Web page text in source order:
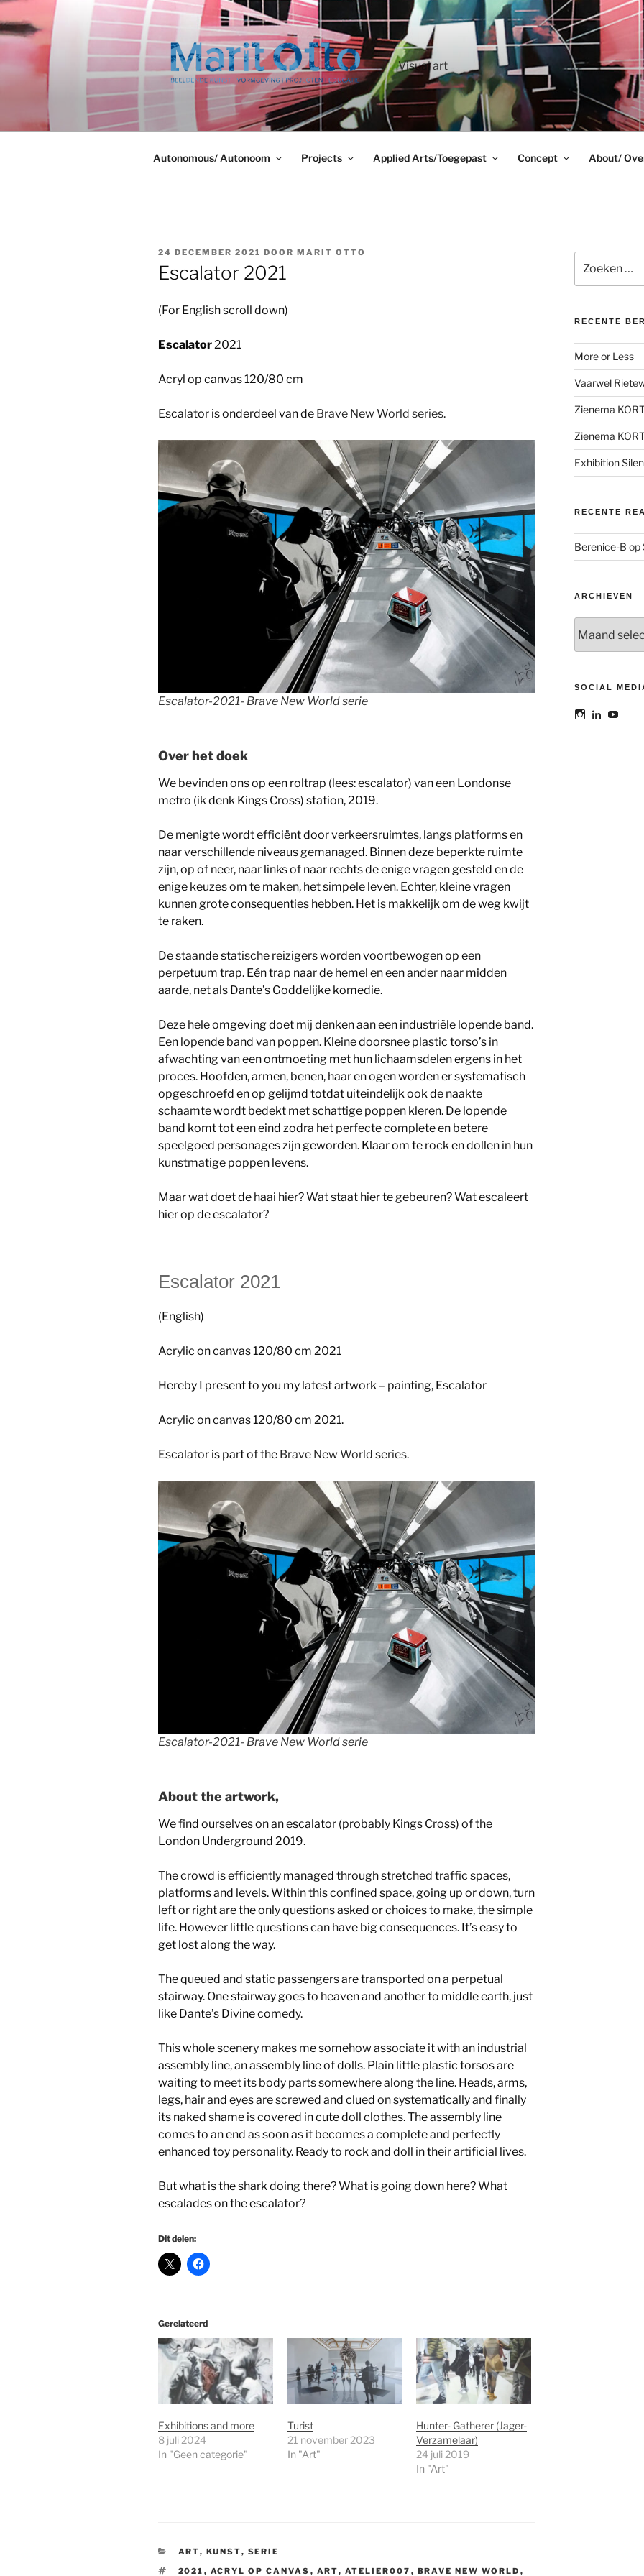
Ga
naar
de
Visual art
Autonomous/ Autonoom Projects Applied Arts/Toegepast Concept About/
GEPLAATST
OP
24 DECEMBER 2021 DOOR MARIT OTTO
Escalator 2021
(For English scroll down)
Escalator2021
Acryl op canvas 120/80 cm
Escalator is onderdeel van de Brave New World series.
Escalator-2021- Brave New World serie
Over het doek
We bevinden ons op een roltrap (lees: escalator) van een Londonse
metro (ik denk Kings Cross) station, 2019.
De menigte wordt efficiënt door verkeersruimtes, langs platforms en
naar verschillende niveaus gemanaged. Binnen deze beperkte ruimte
zijn, op of neer, naar links of naar rechts de enige vragen gesteld en de
enige keuzes om te maken, het simpele leven. Echter, kleine vragen
kunnen grote consequenties hebben. Het is makkelijk om de weg kwijt
te raken.
De staande statische reizigers worden voortbewogen op een
perpetuum trap. Eén trap naar de hemel en een ander naar midden
aarde, net als Dante’s Goddelijke komedie.
Deze hele omgeving doet mij denken aan een industriële lopende band.
Een lopende band van poppen. Kleine doorsnee plastic torso’s in
afwachting van een ontmoeting met hun lichaamsdelen ergens in het
proces. Hoofden, armen, benen, haar en ogen worden er systematisch
opgeschroefd en op gelijmd totdat uiteindelijk ook de naakte
schaamte wordt bedekt met schattige poppen kleren. De lopende
band komt tot een eind zodra het perfecte complete en betere
speelgoed personages zijn geworden. Klaar om te rock en dollen in hun
kunstmatige poppen levens.
Maar wat doet de haai hier? Wat staat hier te gebeuren? Wat escaleert
hier op de escalator?
Escalator 2021
(English)
Acrylic on canvas 120/80 cm 2021
Hereby I present to you my latest artwork – painting, Escalator
Acrylic on canvas 120/80 cm 2021.
Escalator is part of the Brave New World series.
Escalator-2021- Brave New World serie
About the artwork,
We find ourselves on an escalator (probably Kings Cross) of the
London Underground 2019.
The crowd is efficiently managed through stretched traffic spaces,
platforms and levels. Within this confined space, going up or down, turn
left or right are the only questions asked or choices to make, the simple
life. However little questions can have big consequences. It’s easy to
get lost along the way.
The queued and static passengers are transported on a perpetual
stairway. One stairway goes to heaven and another to middle earth, just
like Dante’s Divine comedy.
This whole scenery makes me somehow associate it with an industrial
assembly line, an assembly line of dolls. Plain little plastic torsos are
waiting to meet its body parts somewhere along the line. Heads, arms,
legs, hair and eyes are screwed and clued on systematically and finally
its naked shame is covered in cute doll clothes. The assembly line
comes to an end as soon as it becomes a complete and perfectly
enhanced toy personality. Ready to rock and doll in their artificial lives.
But what is the shark doing there? What is going down here? What
escalades on the escalator?
Dit delen:
Gerelateerd
Exhibitions and more
8 juli 2024
In "Geen categorie"
Turist
21 november 2023
In "Art"
Hunter- Gatherer (Jager-
Verzamelaar)
24 juli 2019
In "Art"
CATEGORIEËN
ART, KUNST, SERIE
TAGS
2021 , ACRYL OP CANVAS , ART, ATELIER007 , BRAVE NEW WORLD ,
naar:
RECENTE
More or Less
Vaarwel
Zienema
Zienema
Exhibition
RECENTE
Berenice-B op
ARCHIEVEN
SOCIAL
BekijkBekijkBekijk